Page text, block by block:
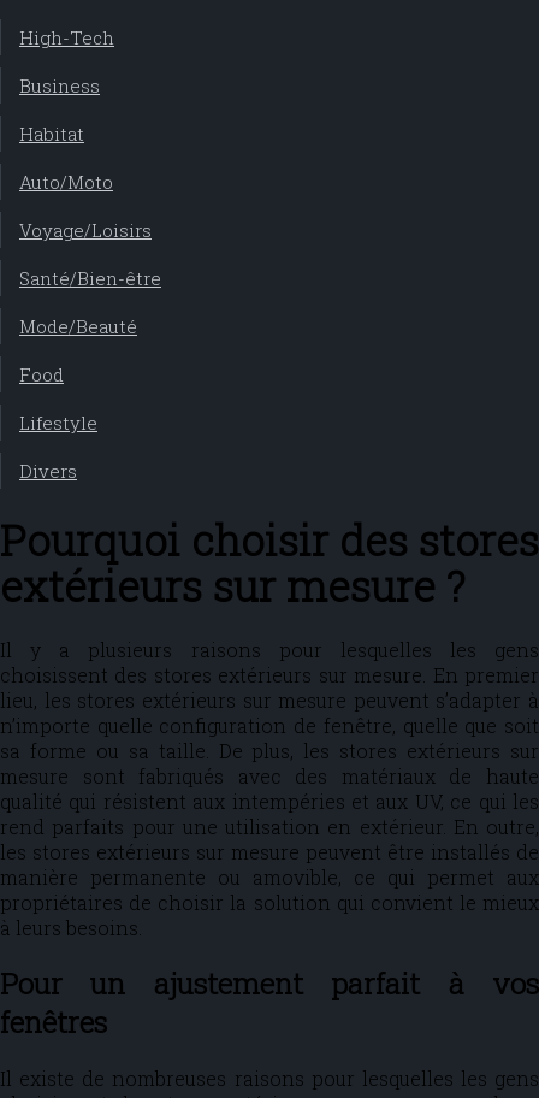
High-Tech
Business
Habitat
Auto/Moto
Voyage/Loisirs
Santé/Bien-être
Mode/Beauté
Food
Lifestyle
Divers
Pourquoi choisir des stores
extérieurs sur mesure ?
Il y a plusieurs raisons pour lesquelles les gens
choisissent des stores extérieurs sur mesure. En premier
lieu, les stores extérieurs sur mesure peuvent s’adapter à
n’importe quelle configuration de fenêtre, quelle que soit
sa forme ou sa taille. De plus, les stores extérieurs sur
mesure sont fabriqués avec des matériaux de haute
qualité qui résistent aux intempéries et aux UV, ce qui les
rend parfaits pour une utilisation en extérieur. En outre,
les stores extérieurs sur mesure peuvent être installés de
manière permanente ou amovible, ce qui permet aux
propriétaires de choisir la solution qui convient le mieux
à leurs besoins.
Pour un ajustement parfait à vos
fenêtres
Il existe de nombreuses raisons pour lesquelles les gens